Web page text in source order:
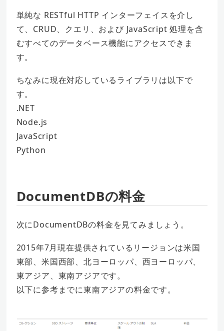
単純な RESTful HTTP インターフェイスを介し
て、CRUD、クエリ、および JavaScript 処理を含
むすべてのデータベース機能にアクセスできま
す。
ちなみに現在対応しているライブラリは以下で
す。
.NET
Node.js
JavaScript
Python
DocumentDBの料金
次にDocumentDBの料金を見てみましょう。
2015年7月現在提供されているリージョンは米国
東部、米国西部、北ヨーロッパ、西ヨーロッパ、
東アジア、東南アジアです。
以下に参考までに東南アジアの料金です。